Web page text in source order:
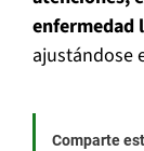
enfermedad
ajustándose
Comparte